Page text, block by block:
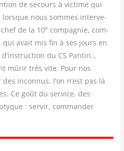
de secours à vic­time qui
lorsque nous sommes inter­ve­
de la 10e com­pa­gnie, com­
avait mis fin à ses jours en
du CS Pan­tin…
mûrir très vite. Pour nos
incon­nus, l’on n’est pas là
Ce goût du ser­vice, des
: ser­vir, com­man­der